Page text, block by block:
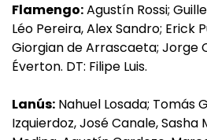
Flamengo:Agustín Rossi;
Léo Pereira, Alex Sandro; Erick
Giorgian de Arrascaeta; Jorge
Éverton. DT: Filipe Luis.
Lanús: Nahuel Losada; Tomás
Izquierdoz, José Canale,